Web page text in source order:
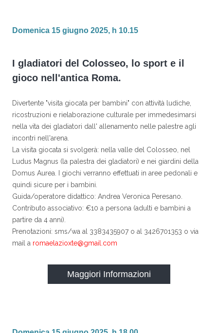
Domenica 15 giugno 2025, h 10.15
I gladiatori del Colosseo, lo sport e il
gioco nell'antica Roma.
Divertente "visita giocata per bambini" con attività ludiche,
ricostruzioni e rielaborazione culturale per immedesimarsi
nella vita dei gladiatori dall' allenamento nelle palestre agli
incontri nell'arena.
La visita giocata si svolgerà: nella valle del Colosseo, nel
Ludus Magnus (la palestra dei gladiatori) e nei giardini della
Domus Aurea. I giochi verranno effettuati in aree pedonali e
quindi sicure per i bambini.
Guida/operatore didattico: Andrea Veronica Peresano.
Contributo associativo: €10 a persona (adulti e bambini a
partire da 4 anni).
Prenotazioni: sms/wa al 3383435907 o al 3426701353 o via
mail a romaelazioxte@gmail.com
Maggiori Informazioni